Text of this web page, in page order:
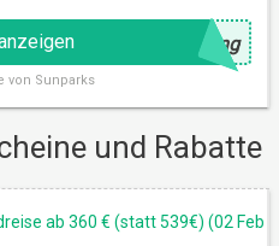
@ ung
von Sunparks
und Rabatte
ab 360 € (statt 539€) (02 Feb